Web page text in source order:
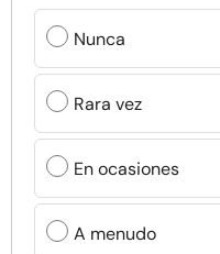
Nunca
Rara vez
En ocasiones
A menudo